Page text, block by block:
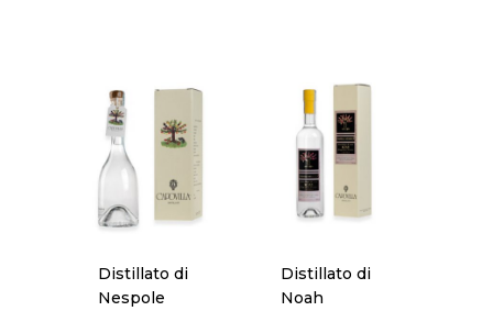
Distillato di
Nespole
Distillato di
Noah